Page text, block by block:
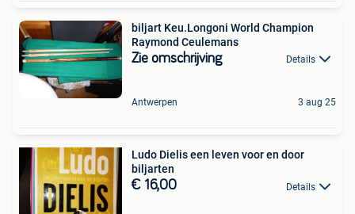
biljart Keu.Longoni World Champion
Raymond Ceulemans
Zie omschrijving Details
Antwerpen 3 aug 25
Ludo Dielis een leven voor en door
biljarten
€ 16,00 Details